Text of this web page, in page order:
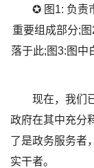
✪ 图1: 负责
重要组成部分;
落于此;图3:图中
现在，我们
政府在其中充分
了是政务服务者
实干者。